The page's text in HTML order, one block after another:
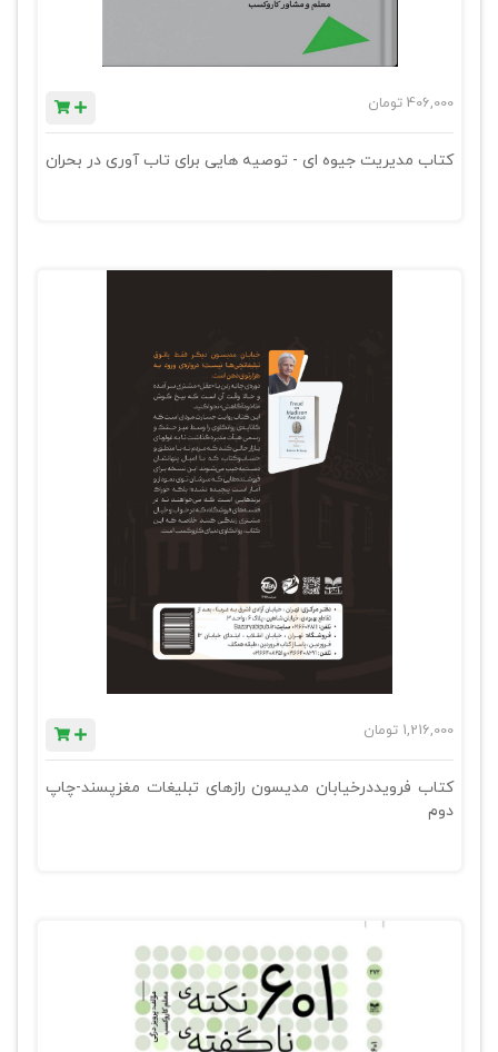
406,000 تومان
کتاب مدیریت جیوه ای - توصیه هایی برای تاب آوری در بحران
1,216,000 تومان
کتاب فرویددرخیابان مدیسون رازهای تبلیغات مغزپسند-چاپ
دوم